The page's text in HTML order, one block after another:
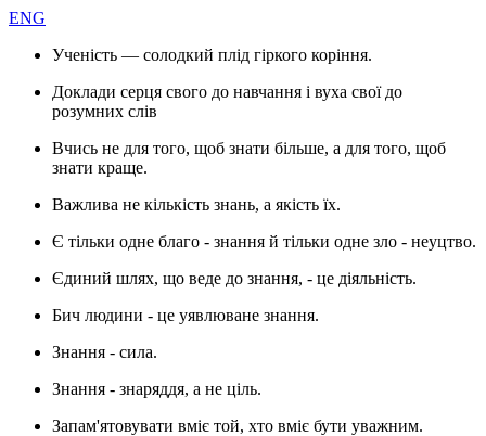
ENG
Ученість — солодкий плід гіркого коріння.
Доклади серця свого до навчання і вуха свої до
розумних слів
Вчись не для того, щоб знати більше, а для того, щоб
знати краще.
Важлива не кількість знань, а якість їх.
Є тільки одне благо - знання й тільки одне зло - неуцтво.
Єдиний шлях, що веде до знання, - це діяльність.
Бич людини - це уявлюване знання.
Знання - сила.
Знання - знаряддя, а не ціль.
Запам'ятовувати вміє той, хто вміє бути уважним.